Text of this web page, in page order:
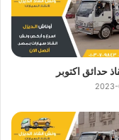
حدائق اكتوبر